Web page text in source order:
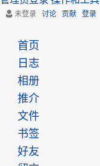
未登录 讨论 贡献 登录
首页
日志
相册
推介
文件
书签
好友